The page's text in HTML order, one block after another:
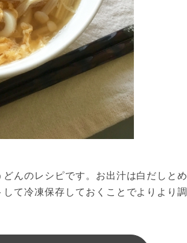
んのレシピです。お出汁は白だしとめ
て冷凍保存しておくことでよりより調